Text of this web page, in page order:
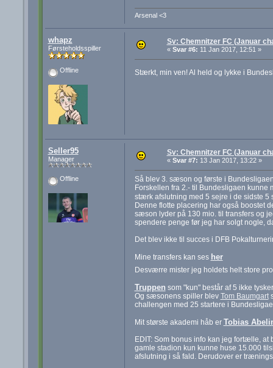
Arsenal <3
whapz
Førsteholdsspiller
Offline
Sv: Chemnitzer FC (Januar
« Svar #6: 11 Jan 2017, 12:51 »
Stærkt, min ven! Al held og lykke i
Seller95
Manager
Offline
Sv: Chemnitzer FC (Januar
« Svar #7: 13 Jan 2017, 13:22 »
Så blev 3. sæson og første i
Forskellen fra 2.- til Bundesligaen
stærk afslutning med 5 sejre i de sidste
Denne flotte placering har også boostet
sæson lyder på 130 mio. til transfers og
spendere penge før jeg har solgt nogle,
Det blev ikke til succes i DFB
Mine transfers kan ses her
Desværre mister jeg holdets helt store
Truppen som "kun" består af 5 ikke
Og sæsonens spiller blev Tom Baumgart
challengen med 25 startere i
Mit største akademi håb er Tobias
EDIT: Som bonus info kan jeg fortælle,
gamle stadion kun kunne huse 15.000
afslutning i så fald. Derudover er